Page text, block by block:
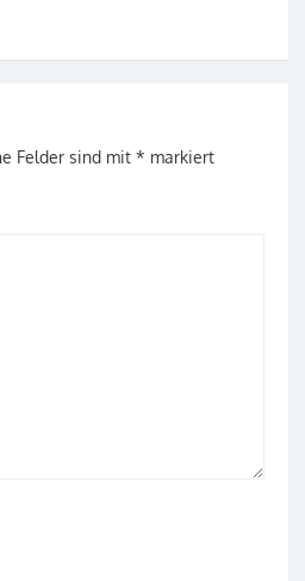
Felder sind mit * markiert